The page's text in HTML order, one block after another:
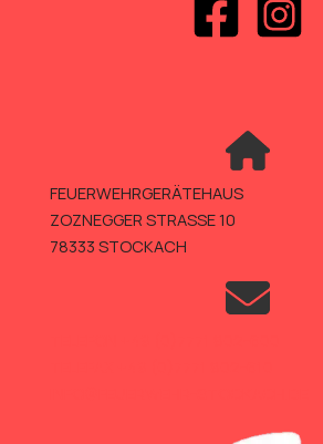
FEUERWEHRGERÄTEHAUS
ZOZNEGGER STRASSE 10
78333 STOCKACH